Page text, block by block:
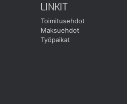
LINKIT
Toimitusehdot
Maksuehdot
Työpaikat